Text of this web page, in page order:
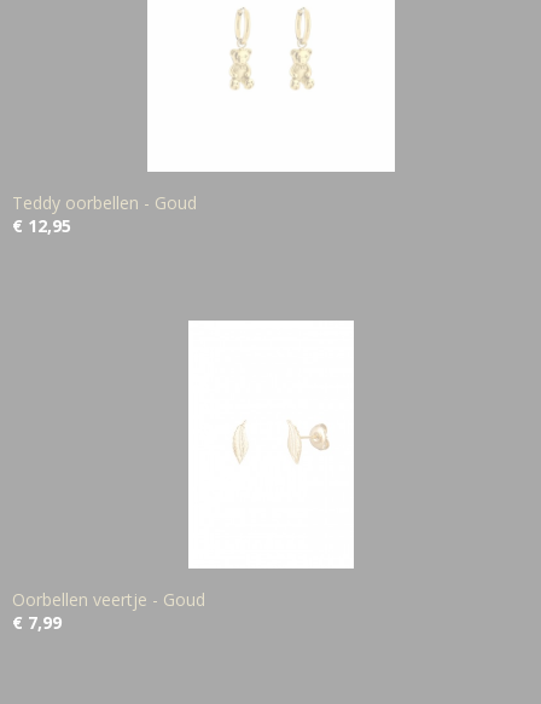
Teddy oorbellen - Goud
€ 12,95
Oorbellen veertje - Goud
€ 7,99